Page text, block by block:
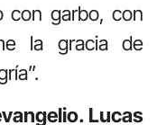
con garbo, con
la gracia de
Lucas